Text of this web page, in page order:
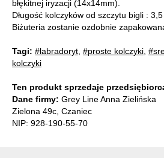
błękitnej iryzacji (14x14mm).
Długość kolczyków od szczytu bigli :
Biżuteria zostanie ozdobnie
Tagi: #labradoryt #proste kolczyki
kolczyki
Ten produkt sprzedaje
Dane firmy: Grey Line Anna Zielińska
Zielona 49c, Czaniec
NIP: 928-190-55-70